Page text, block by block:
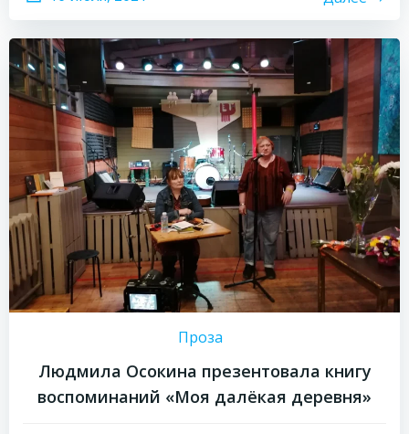
Проза
Людмила Осокина презентовала книгу
воспоминаний «Моя далёкая деревня»